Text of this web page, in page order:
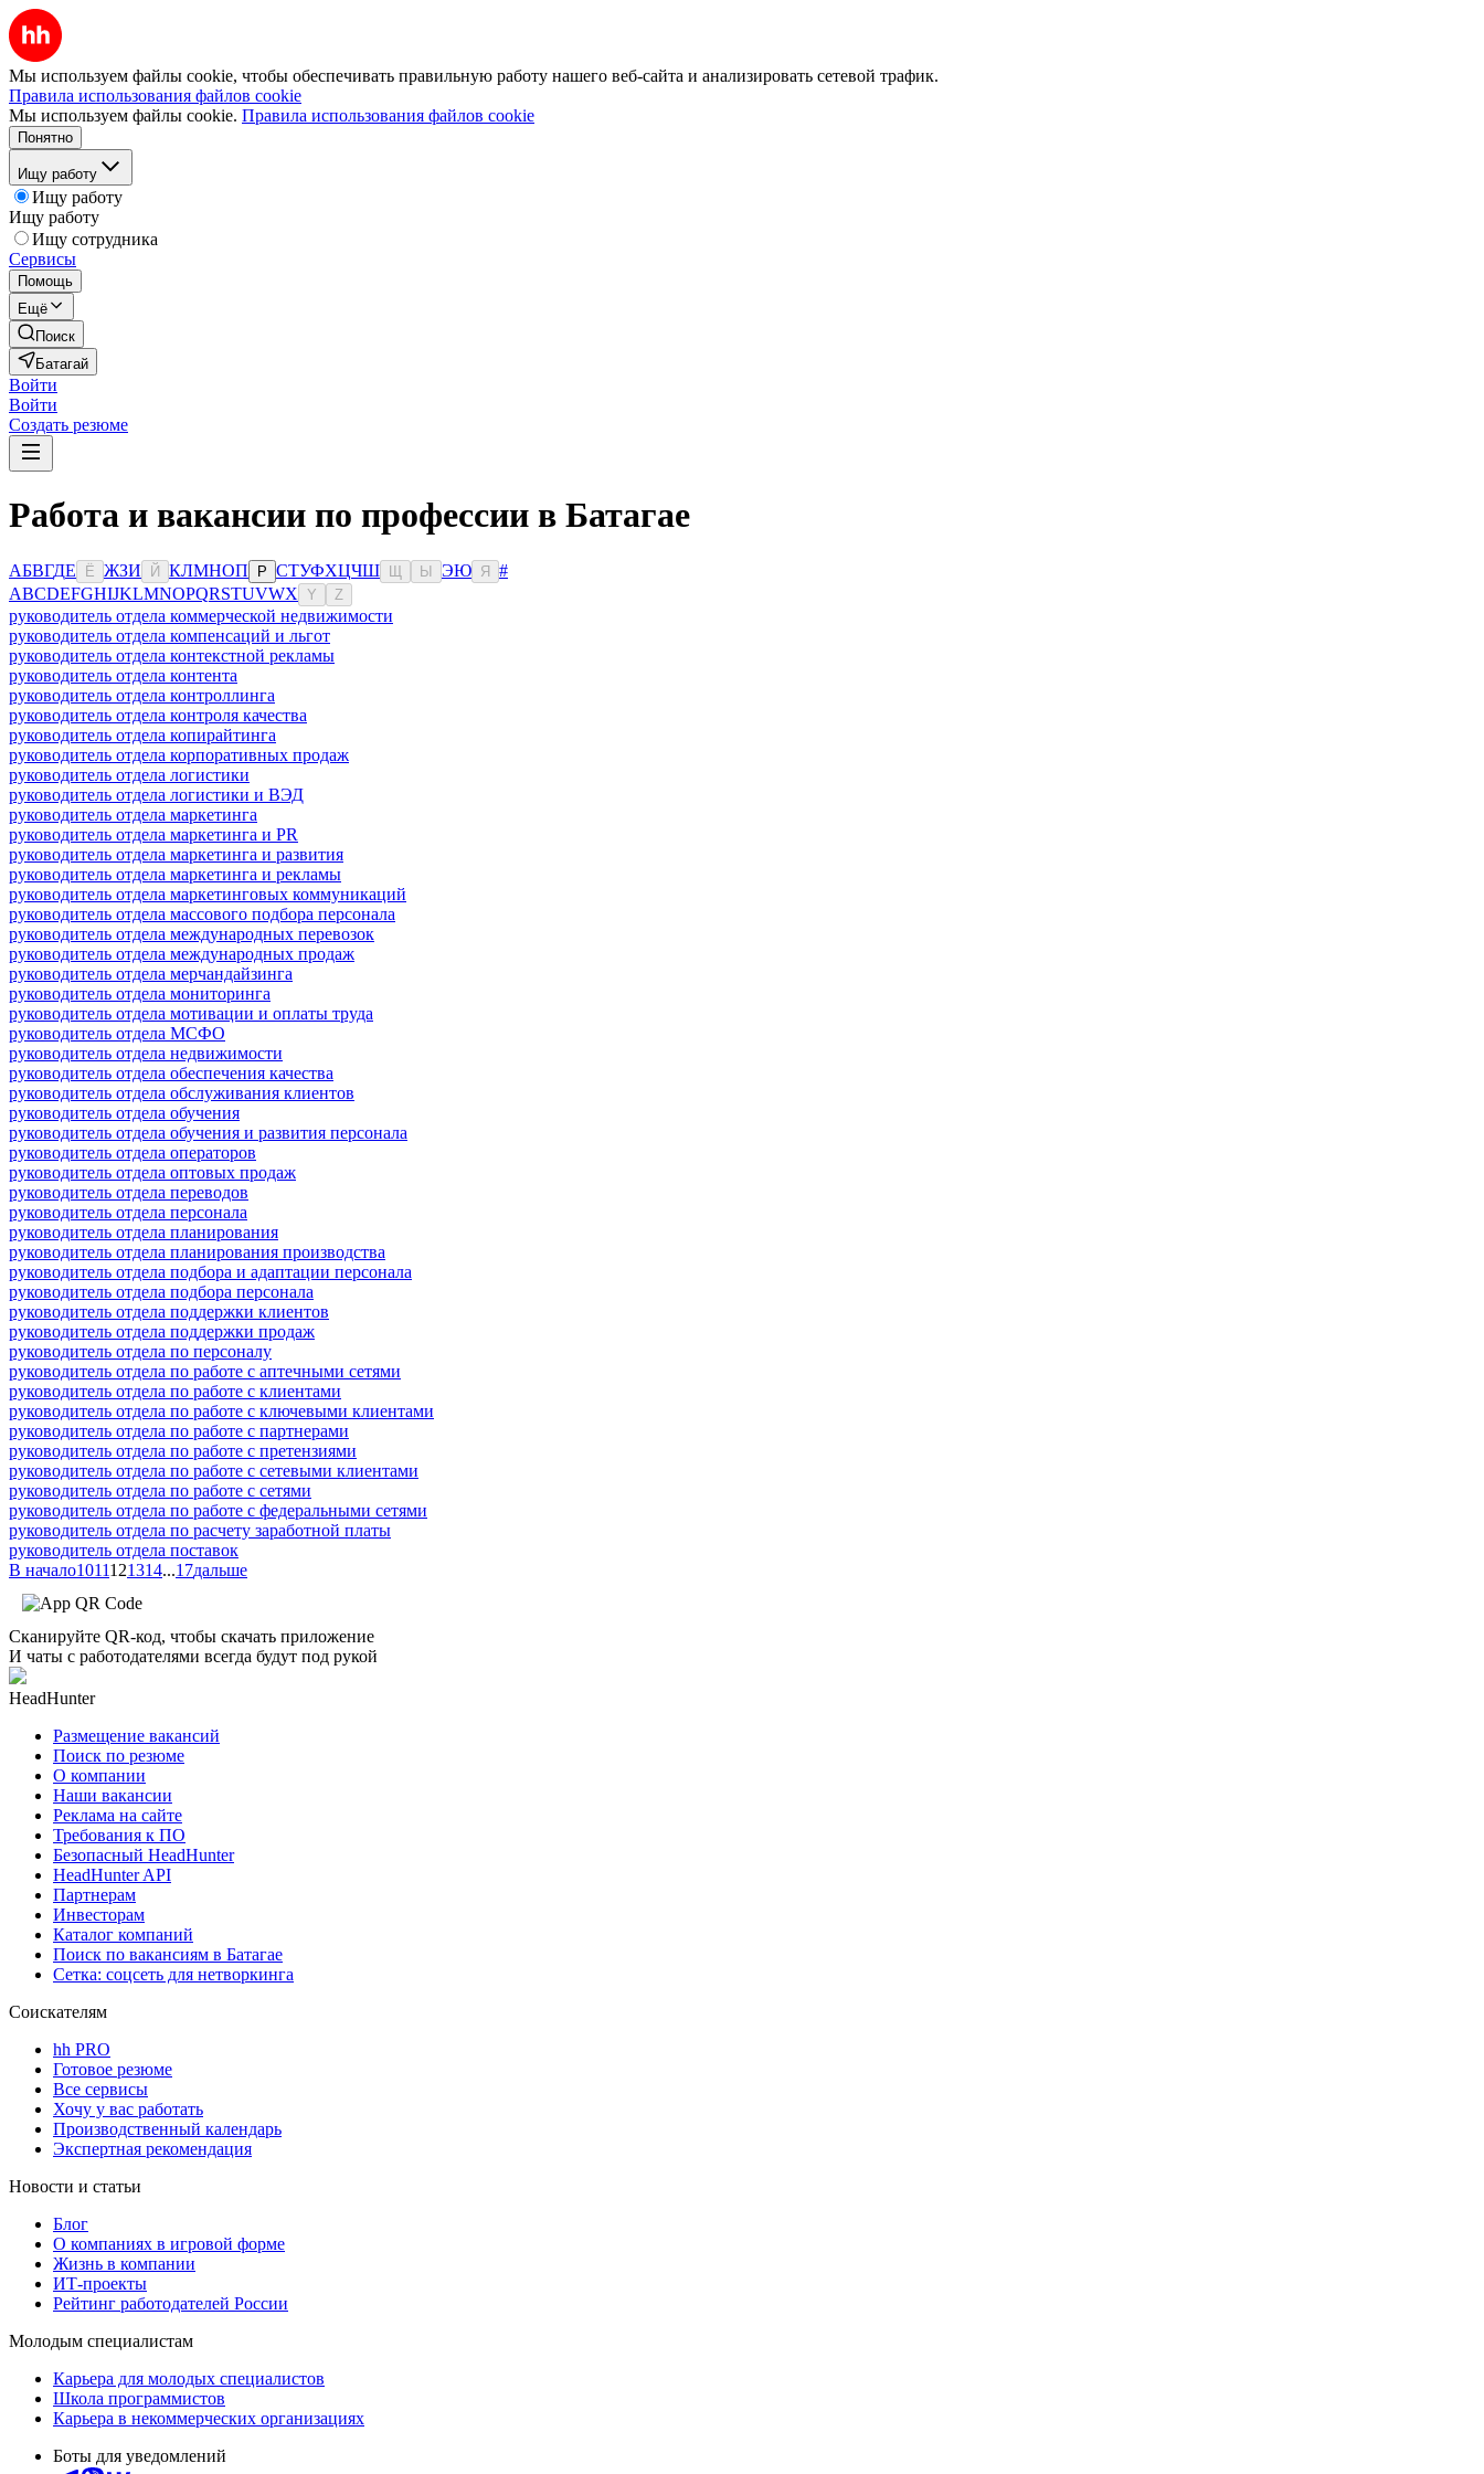
Мы используем файлы cookie, чтобы обеспечивать правильную работу нашего веб-сайта и анализировать сетевой трафик.
Правила использования файлов cookie
Мы используем файлы cookie. Правила использования файлов cookie
Понятно
Ищу работу
Ищу работу
Ищу работу
Ищу сотрудника
Сервисы
Помощь
Ещё
Поиск
Батагай
Войти
Войти
Создать резюме
Работа и вакансии по профессии в Батагае
АБВГДЕ Ё ЖЗИ Й КЛМНОП Р СТУФХЦЧШ Ы ЭЮ Я
#
ABCDEFGHIJKLMNOPQRSTUVWX Y Z
руководитель отдела коммерческой недвижимости
руководитель отдела компенсаций и льгот
руководитель отдела контекстной рекламы
руководитель отдела контента
руководитель отдела контроллинга
руководитель отдела контроля качества
руководитель отдела копирайтинга
руководитель отдела корпоративных продаж
руководитель отдела логистики
руководитель отдела логистики и ВЭД
руководитель отдела маркетинга
руководитель отдела маркетинга и PR
руководитель отдела маркетинга и развития
руководитель отдела маркетинга и рекламы
руководитель отдела маркетинговых коммуникаций
руководитель отдела массового подбора персонала
руководитель отдела международных перевозок
руководитель отдела международных продаж
руководитель отдела мерчандайзинга
руководитель отдела мониторинга
руководитель отдела мотивации и оплаты труда
руководитель отдела МСФО
руководитель отдела недвижимости
руководитель отдела обеспечения качества
руководитель отдела обслуживания клиентов
руководитель отдела обучения
руководитель отдела обучения и развития персонала
руководитель отдела операторов
руководитель отдела оптовых продаж
руководитель отдела переводов
руководитель отдела персонала
руководитель отдела планирования
руководитель отдела планирования производства
руководитель отдела подбора и адаптации персонала
руководитель отдела подбора персонала
руководитель отдела поддержки клиентов
руководитель отдела поддержки продаж
руководитель отдела по персоналу
руководитель отдела по работе с аптечными сетями
руководитель отдела по работе с клиентами
руководитель отдела по работе с ключевыми клиентами
руководитель отдела по работе с партнерами
руководитель отдела по работе с претензиями
руководитель отдела по работе с сетевыми клиентами
руководитель отдела по работе с сетями
руководитель отдела по работе с федеральными сетями
руководитель отдела по расчету заработной платы
руководитель отдела поставок
В начало1011121314...17дальше
Сканируйте QR-код, чтобы скачать приложение
И чаты с работодателями всегда будут под рукой
HeadHunter
Размещение вакансий
Поиск по резюме
О компании
Наши вакансии
Реклама на сайте
Требования к ПО
Безопасный HeadHunter
HeadHunter API
Партнерам
Инвесторам
Каталог компаний
Поиск по вакансиям в Батагае
Сетка: соцсеть для нетворкинга
Соискателям
hh PRO
Готовое резюме
Все сервисы
Хочу у вас работать
Производственный календарь
Экспертная рекомендация
Новости и статьи
Блог
О компаниях в игровой форме
Жизнь в компании
ИТ-проекты
Рейтинг работодателей России
Молодым специалистам
Карьера для молодых специалистов
Школа программистов
Карьера в некоммерческих организациях
Боты для уведомлений